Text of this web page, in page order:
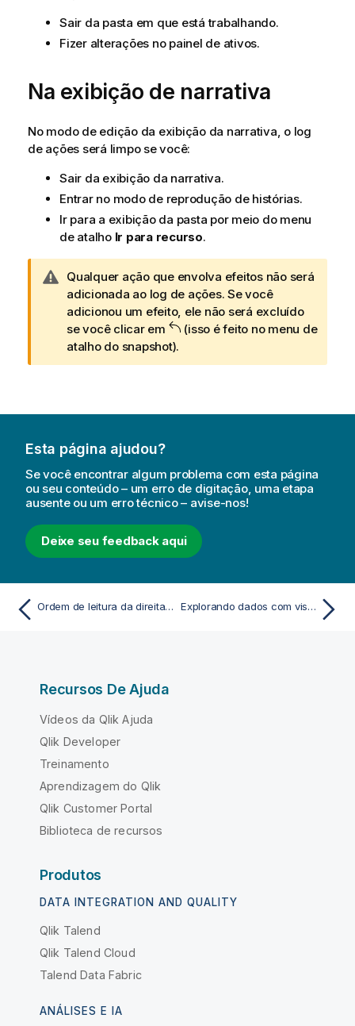
Sair da pasta em que está trabalhando.
Fizer alterações no painel de ativos.
Na exibição de narrativa
No modo de edição da exibição da narrativa, o log
de ações será limpo se você:
Sair da exibição da narrativa.
Entrar no modo de reprodução de histórias.
Ir para a exibição da pasta por meio do menu
de atalho Ir para recurso.
N
o
t
a
d
e
v
r
t
ê
n
c
i
a
Qualquer ação que envolva efeitos não será
adicionada ao log de ações. Se você
adicionou um efeito, ele não será excluído
se você clicar em
(isso é feito no menu de
atalho do snapshot).
Esta página ajudou?
Se você encontrar algum problema com esta página
ou seu conteúdo – um erro de digitação, uma etapa
ausente ou um erro técnico – avise-nos!
Deixe seu feedback aqui
Ordem de leitura da direita para a esquerda em Qlik Sense Explorando dados com visualizações
Recursos De Ajuda
Vídeos da Qlik Ajuda
Qlik Developer
Treinamento
Aprendizagem do Qlik
Qlik Customer Portal
Biblioteca de recursos
Produtos
DATA INTEGRATION AND QUALITY
Qlik Talend
Qlik Talend Cloud
Talend Data Fabric
ANÁLISES E IA